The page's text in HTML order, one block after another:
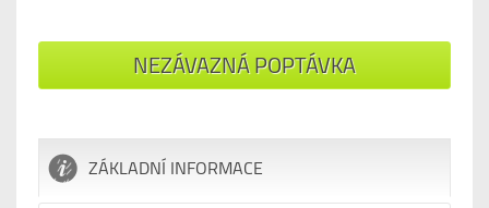
NEZÁVAZNÁ POPTÁVKA
ZÁKLADNÍ INFORMACE